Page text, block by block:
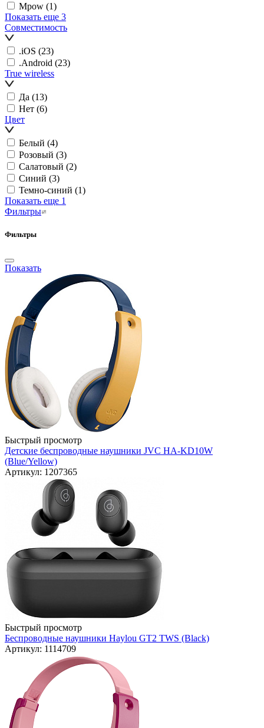
Mpow (1)
Показать еще 3
Совместимость
.iOS (23)
.Android (23)
True wireless
Да (13)
Нет (6)
Цвет
Белый (4)
Розовый (3)
Салатовый (2)
Синий (3)
Темно-синий (1)
Показать еще 1
Фильтры
Фильтры
Показать
Быстрый просмотр
Детские беспроводные наушники JVC HA-KD10W
(Blue/Yellow)
Артикул: 1207365
Быстрый просмотр
Беспроводные наушники Haylou GT2 TWS (Black)
Артикул: 1114709